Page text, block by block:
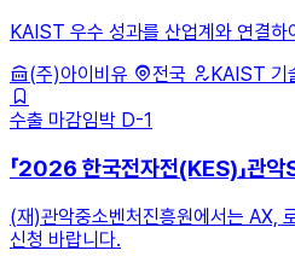
KAIST 우수 성과를 산업계와 연결하
(주)아이비유
전국
KAIST 기
수출 마감임박 D-1
「2026 한국전자전(KES)」관악
(재)관악중소벤처진흥원에서는 AX,
신청 바랍니다.